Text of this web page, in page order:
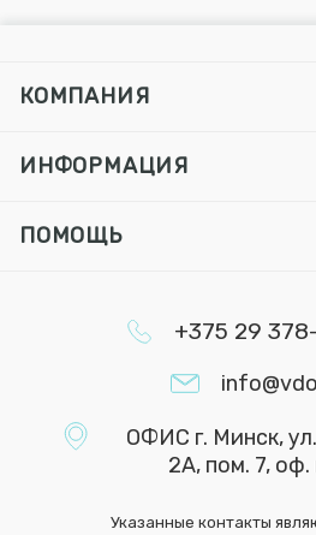
КОМПАНИЯ
ИНФОРМАЦИЯ
ПОМОЩЬ
+375 29
ОФИС г. Минск,
2А, пом. 7, оф.
Указанные контакты